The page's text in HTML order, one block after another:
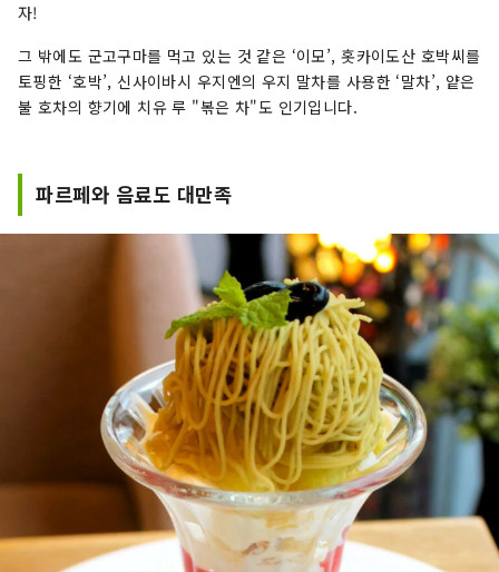
자!
그 밖에도 군고구마를 먹고 있는 것 같은 ‘이모’, 홋카이도산 호박씨를
토핑한 ‘호박’, 신사이바시 우지엔의 우지 말차를 사용한 ‘말차’, 얕은
불 호차의 향기에 치유 루 "볶은 차"도 인기입니다.
파르페와 음료도 대만족